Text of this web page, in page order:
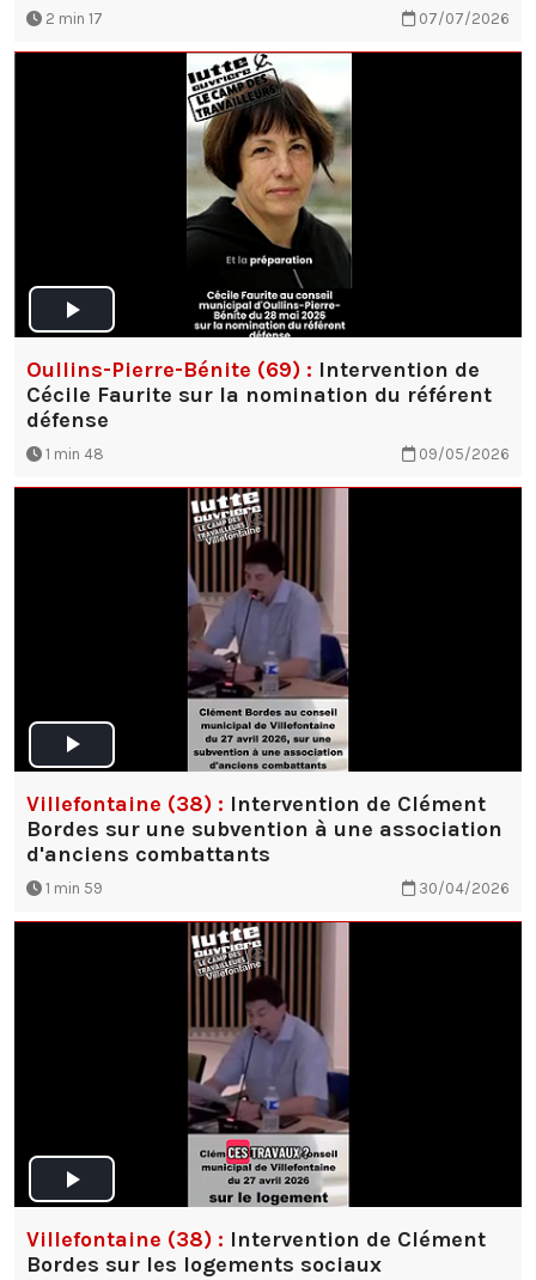
2 min 17 07/07/2026
Oullins-Pierre-Bénite (69) : Intervention de
Cécile Faurite sur la nomination du référent
défense
1 min 48 09/05/2026
Villefontaine (38) : Intervention de Clément
Bordes sur une subvention à une association
d'anciens combattants
1 min 59 30/04/2026
Villefontaine (38) : Intervention de Clément
Bordes sur les logements sociaux